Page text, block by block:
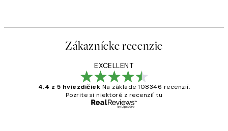
Zákaznícke recenzie
EXCELLENT
4.4 z 5 hviezdičiek Na základe 108346 recenzií.
Pozrite si niektoré z recenzií tu